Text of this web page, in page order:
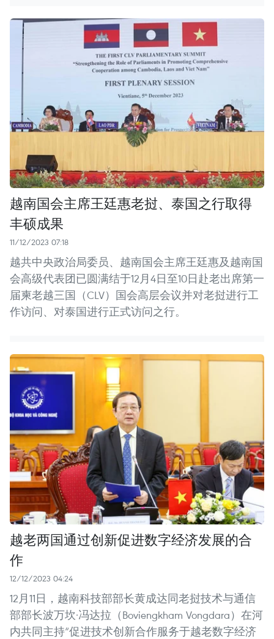
越南国会主席王廷惠老挝、泰国之行取得
丰硕成果
11/12/2023 07:18
越共中央政治局委员、越南国会主席王廷惠及越南国
会高级代表团已圆满结于12月4日至10日赴老出席第一
届柬老越三国（CLV）国会高层会议并对老挝进行工
作访问、对泰国进行正式访问之行。
越老两国通过创新促进数字经济发展的合
作
12/12/2023 04:24
12月11日，越南科技部部长黄成达同老挝技术与通信
部部长波万坎·冯达拉（Boviengkham Vongdara）在河
内共同主持“促进技术创新合作服务于越老数字经济